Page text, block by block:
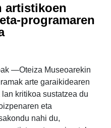
artistikoen
programaren
—Oteiza Museoarekin
arte garaikidearen
kritikoa sustatzea du
eta
nahi du,